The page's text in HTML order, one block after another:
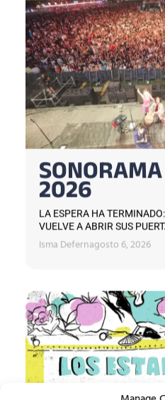
2026
LA ESPERA HA
VUELVE A ABRIR SUS
Isma Defernagosto 6, 2026